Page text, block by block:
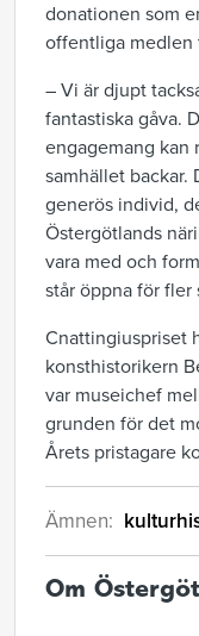
donationen som
offentliga medlen
– Vi är djupt
fantastiska gåva.
engagemang kan
samhället backar.
generös individ,
Östergötlands
vara med och
står öppna för fler
Cnattingiuspriset
konsthistorikern
var museichef
grunden för det
Årets pristagare
Ämnen:
Om